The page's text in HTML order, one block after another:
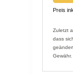
Preis
Zuletzt
dass
Gewähr.